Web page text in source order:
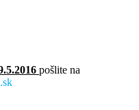
pošlite na